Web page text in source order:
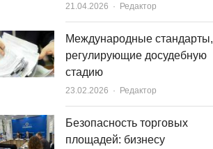
21.04.2026 Author
Редактор
Международные стандарты,
регулирующие досудебную
стадию
23.02.2026 Author
Редактор
Безопасность торговых
площадей: бизнесу